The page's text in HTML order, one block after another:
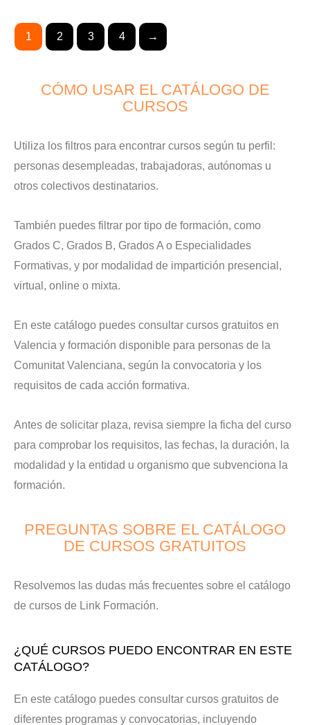
1 2 3 4 →
CÓMO USAR EL CATÁLOGO DE
CURSOS
Utiliza los filtros para encontrar cursos según tu perfil:
personas desempleadas, trabajadoras, autónomas u
otros colectivos destinatarios.
También puedes filtrar por tipo de formación, como
Grados C, Grados B, Grados A o Especialidades
Formativas, y por modalidad de impartición presencial,
virtual, online o mixta.
En este catálogo puedes consultar cursos gratuitos en
Valencia y formación disponible para personas de la
Comunitat Valenciana, según la convocatoria y los
requisitos de cada acción formativa.
Antes de solicitar plaza, revisa siempre la ficha del curso
para comprobar los requisitos, las fechas, la duración, la
modalidad y la entidad u organismo que subvenciona la
formación.
PREGUNTAS SOBRE EL CATÁLOGO
DE CURSOS GRATUITOS
Resolvemos las dudas más frecuentes sobre el catálogo
de cursos de Link Formación.
¿QUÉ CURSOS PUEDO ENCONTRAR EN ESTE
CATÁLOGO?
En este catálogo puedes consultar cursos gratuitos de
diferentes programas y convocatorias, incluyendo